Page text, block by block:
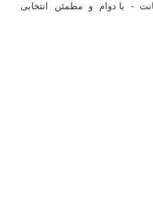
- با دوام و مطمئن انتخابی